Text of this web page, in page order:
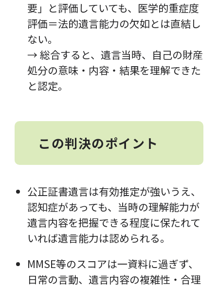
要」と評価していても、医学的重症度
評価＝法的遺言能力の欠如とは直結し
ない。
→ 総合すると、遺言当時、自己の財産
処分の意味・内容・結果を理解できた
と認定。
この判決のポイント
公正証書遺言は有効推定が強いうえ、
認知症があっても、当時の理解能力が
遺言内容を把握できる程度に保たれて
いれば遺言能力は認められる。
MMSE等のスコアは一資料に過ぎず、
日常の言動、遺言内容の複雑性・合理